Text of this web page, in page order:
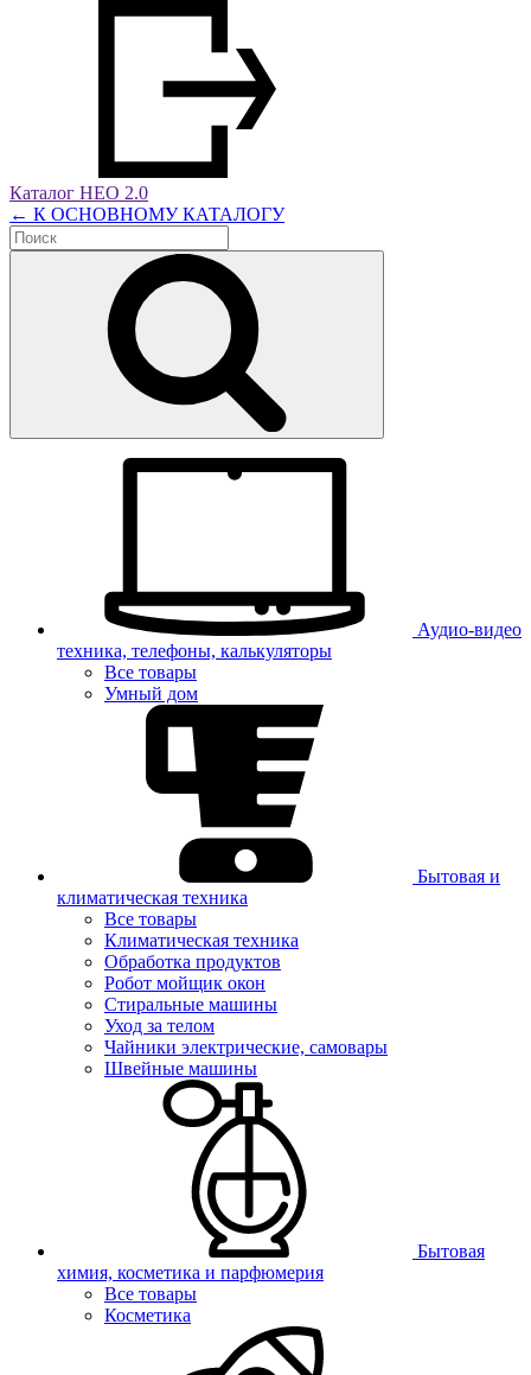
Каталог НЕО 2.0
← К ОСНОВНОМУ КАТАЛОГУ
Аудио-видео
техника, телефоны, калькуляторы
Все товары
Умный дом
Бытовая и
климатическая техника
Все товары
Климатическая техника
Обработка продуктов
Робот мойщик окон
Стиральные машины
Уход за телом
Чайники электрические, самовары
Швейные машины
Бытовая
химия, косметика и парфюмерия
Все товары
Косметика